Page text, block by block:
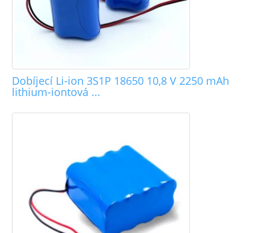
Dobíjecí Li-ion 3S1P 18650 10,8 V 2250 mAh
lithium-iontová ...